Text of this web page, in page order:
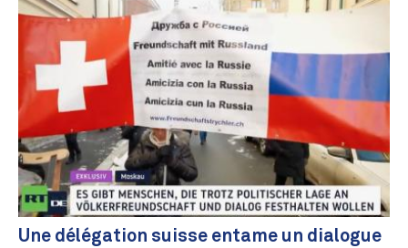
Une délégation suisse entame un dialogue